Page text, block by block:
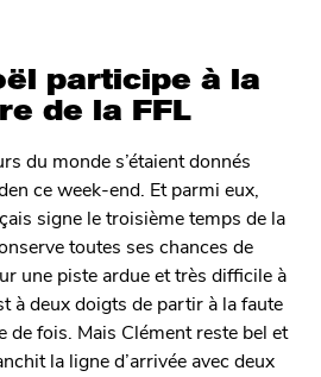
participe à la
de la FFL
du monde s’étaient donnés
ce week-end. Et parmi eux,
signe le troisième temps de la
toutes ses chances de
une piste ardue et très difficile à
à deux doigts de partir à la faute
de fois. Mais Clément reste bel et
la ligne d’arrivée avec deux